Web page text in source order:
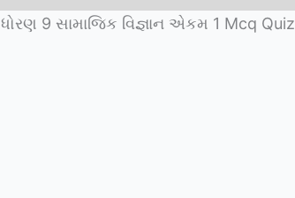
ધોરણ 9 સામાજિક વિજ્ઞાન એકમ 1 Mcq Quiz